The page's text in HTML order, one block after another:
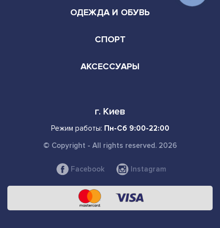
ОДЕЖДА И ОБУВЬ
СПОРТ
АКСЕССУАРЫ
г. Киев
Режим работы: Пн-Сб 9:00-22:00
© Copyright - All rights reserved. 2026
Facebook Instagram